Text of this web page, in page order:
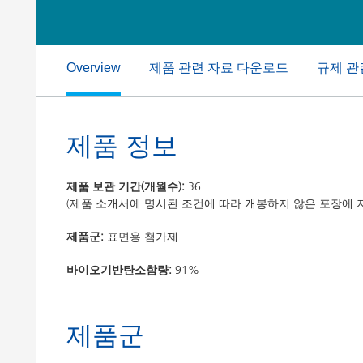
Overview 제품 관련 자료 다운로드 규제 관
제품 정보
제품 보관 기간(개월수): 36
(제품 소개서에 명시된 조건에 따라 개봉하지 않은 포장에
제품군: 표면용 첨가제
바이오기반탄소함량: 91%
제품군